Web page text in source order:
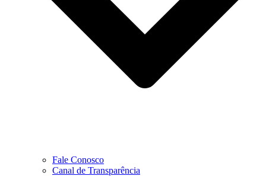
Fale Conosco
Canal de Transparência